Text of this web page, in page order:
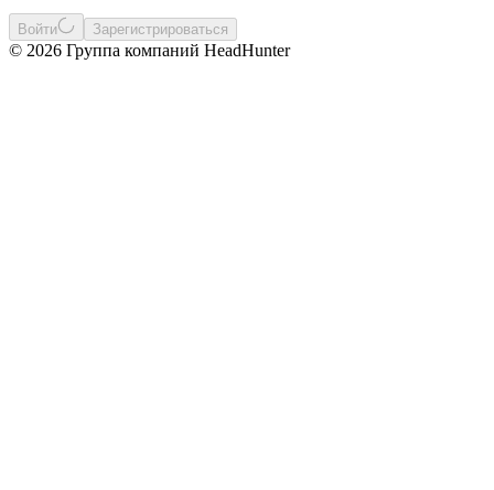
Войти Зарегистрироваться
© 2026 Группа компаний HeadHunter